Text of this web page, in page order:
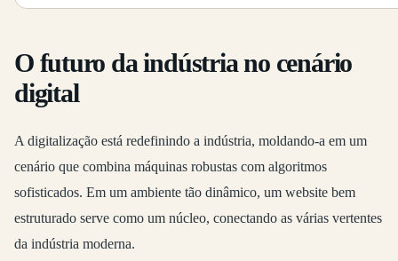
O futuro da indústria no cenário
digital
A digitalização está redefinindo a indústria, moldando-a em um
cenário que combina máquinas robustas com algoritmos
sofisticados. Em um ambiente tão dinâmico, um website bem
estruturado serve como um núcleo, conectando as várias vertentes
da indústria moderna.